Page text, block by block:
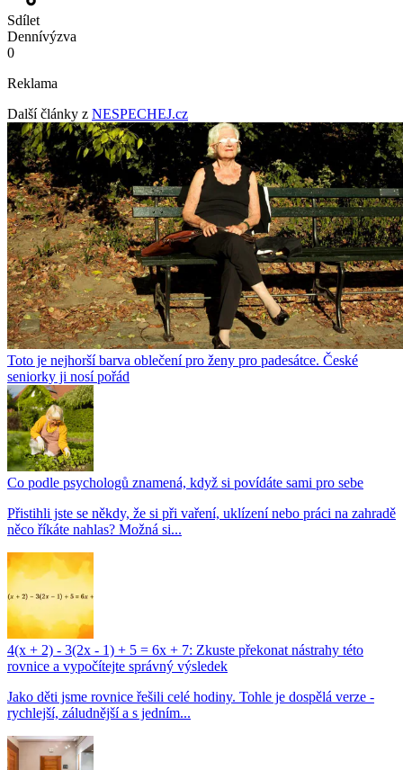
Sdílet
Dennívýzva
0
Reklama
Další články z NESPECHEJ.cz
Toto je nejhorší barva oblečení pro ženy pro padesátce. České
seniorky ji nosí pořád
Co podle psychologů znamená, když si povídáte sami pro sebe
Přistihli jste se někdy, že si při vaření, uklízení nebo práci na zahradě
něco říkáte nahlas? Možná si...
4(x + 2) - 3(2x - 1) + 5 = 6x + 7: Zkuste překonat nástrahy této
rovnice a vypočítejte správný výsledek
Jako děti jsme rovnice řešili celé hodiny. Tohle je dospělá verze -
rychlejší, záludnější a s jedním...